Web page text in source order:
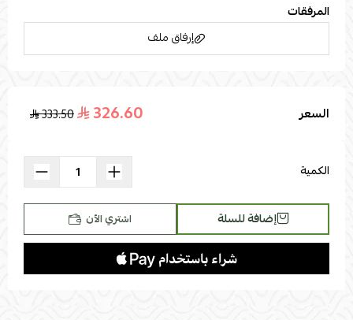
المرفقات
إرفاق ملف
اسحب و افلت الملف هنا
السعر 326.60
333.50
الكمية
إضافة للسلة اشتري الآن